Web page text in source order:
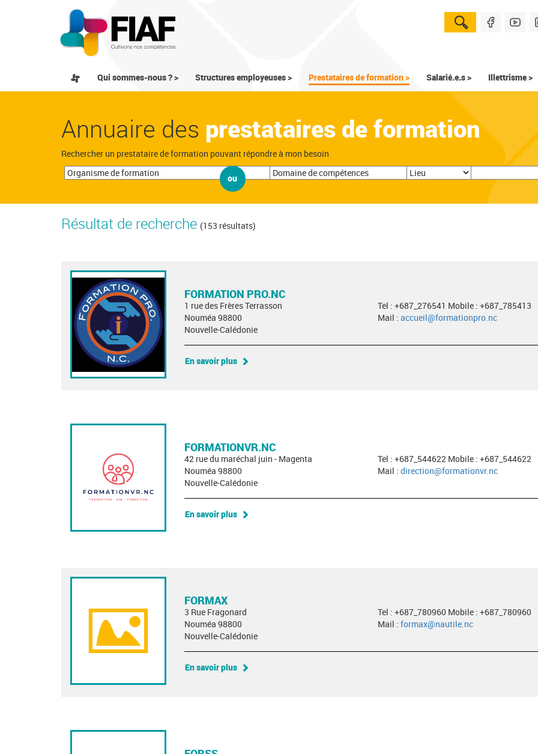
Qui sommes-nous ? > Structures employeuses > Prestataires de formation > Salarié.e.s > Illettrisme >
Annuaire des prestataires de formation
Rechercher un prestataire de formation pouvant répondre à mon besoin
ou
Résultat de recherche (153 résultats)
FORMATION PRO.NC
1 rue des Frères Terrasson
Nouméa 98800
Nouvelle-Calédonie
Tel : +687_276541 Mobile : +687_785413
Mail : accueil@formationpro.nc
En savoir plus
FORMATIONVR.NC
42 rue du maréchal juin - Magenta
Nouméa 98800
Nouvelle-Calédonie
Tel : +687_544622 Mobile : +687_544622
Mail : direction@formationvr.nc
En savoir plus
FORMAX
3 Rue Fragonard
Nouméa 98800
Nouvelle-Calédonie
Tel : +687_780960 Mobile : +687_780960
Mail : formax@nautile.nc
En savoir plus